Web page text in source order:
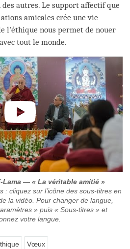
autres. Le support affectif que
amicales crée une vie
l’éthique nous permet de nouer
tout le monde.
Lama — « La véritable amitié »
: cliquez sur l’icône des sous-titres en
la vidéo. Pour changer de langue,
» puis « Sous-titres » et
votre langue.
Vœux